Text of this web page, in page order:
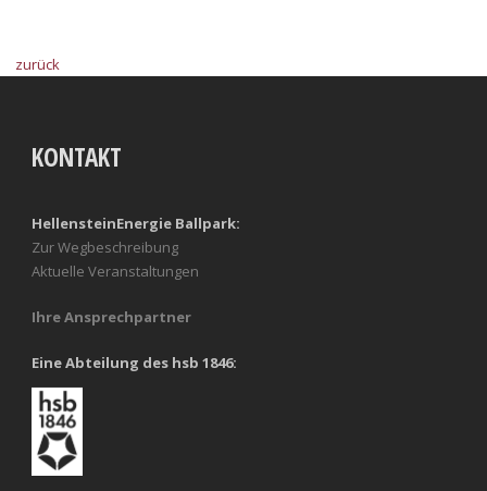
zurück
KONTAKT
HellensteinEnergie Ballpark:
Zur Wegbeschreibung
Aktuelle Veranstaltungen
Ihre Ansprechpartner
Eine Abteilung des hsb 1846: